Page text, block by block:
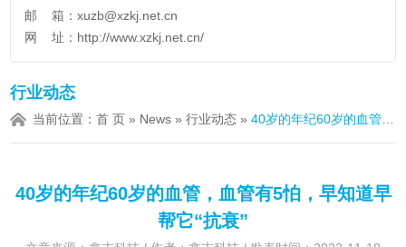
邮 箱：xuzb@xzkj.net.cn
网 址： http://www.xzkj.net.cn/
行业动态
当前位置：首 页 » News »行业动态 »40岁的年纪60岁的血管，血管有5怕，早知道早帮它“抗衰”
40岁的年纪60岁的血管，血管有5怕，早知道早
帮它“抗衰”